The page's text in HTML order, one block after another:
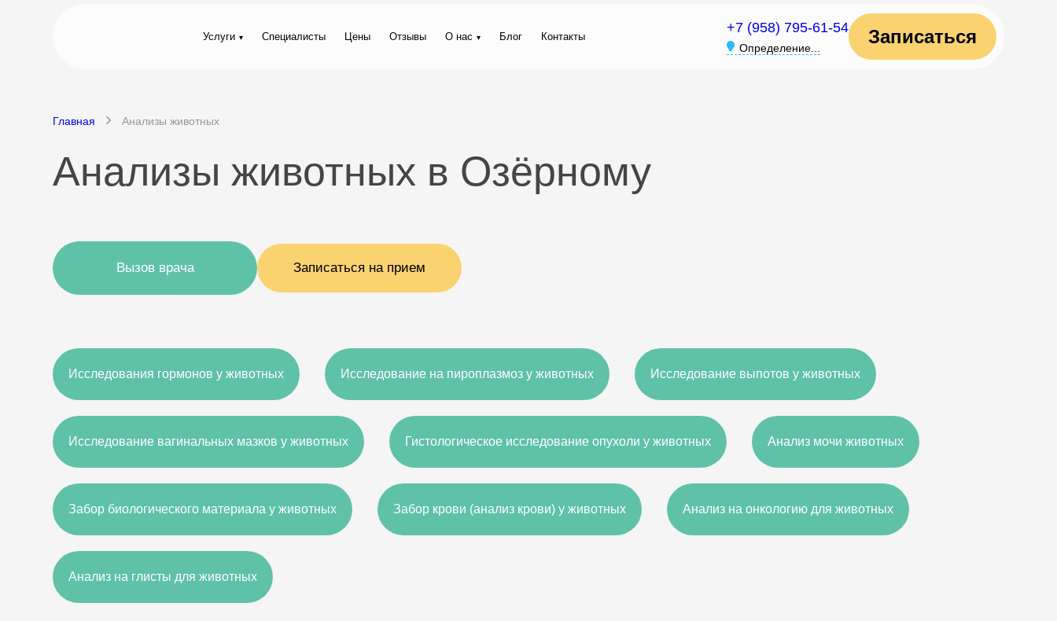
Услуги Специалисты Цены Отзывы О нас Блог Контакты
+7 (958) 795-61-54
Определение...
Записаться
Главная Анализы животных
Анализы животных в Озёрному
Вызов врача Записаться на прием
Исследования гормонов у животных Исследование на пироплазмоз у животных Исследование выпотов у животных
Исследование вагинальных мазков у животных Гистологическое исследование опухоли у животных Анализ мочи животных
Забор биологического материала у животных Забор крови (анализ крови) у животных Анализ на онкологию для животных
Анализ на глисты для животных